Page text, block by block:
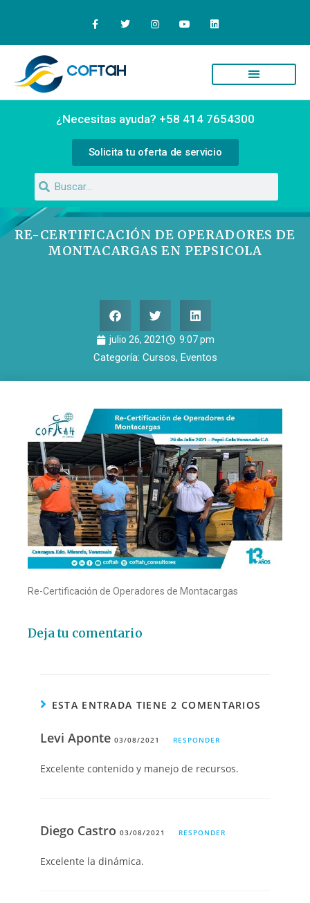
¿Necesitas ayuda? +58 414 7654300
Solicita tu oferta de servicio
RE-CERTIFICACIÓN DE OPERADORES DE
MONTACARGAS EN PEPSICOLA
julio 26, 2021 9:07 pm
Categoría: Cursos, Eventos
Re-Certificación de Operadores de Montacargas
Deja tu comentario
ESTA ENTRADA TIENE 2 COMENTARIOS
Levi Aponte03/08/2021 RESPONDER
Excelente contenido y manejo de recursos.
Diego Castro03/08/2021 RESPONDER
Excelente la dinámica.